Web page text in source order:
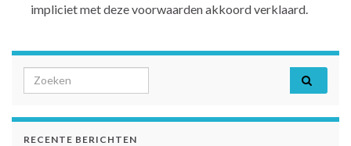
impliciet met deze voorwaarden akkoord verklaard.
Search for:
RECENTE BERICHTEN